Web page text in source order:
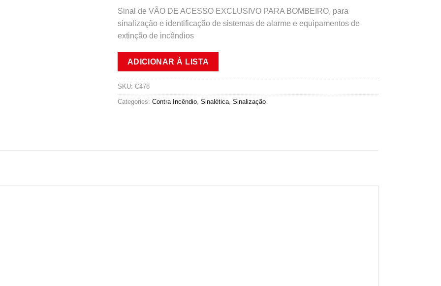
Sinal de VÃO DE ACESSO EXCLUSIVO PARA BOMBEIRO, para
sinalização e identificação de sistemas de alarme e equipamentos de
extinção de incêndios
ADICIONAR À LISTA
SKU: C478
Categories: Contra Incêndio, Sinalética, Sinalização